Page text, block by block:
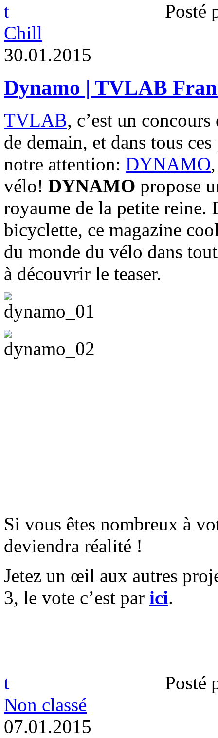
t
Posté
Chill
30.01.2015
Dynamo | TVLAB
TVLAB, c’est un
de demain, et dans tous
notre attention: DYNAMO
vélo! DYNAMO propose
royaume de la petite reine.
bicyclette, ce magazine
du monde du vélo dans
à découvrir le teaser.
Si vous êtes nombreux à
deviendra réalité !
Jetez un œil aux autres
3, le vote c’est par ici.
t
Posté
Non classé
07.01.2015